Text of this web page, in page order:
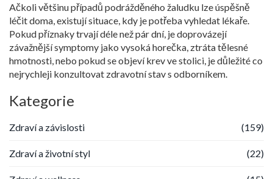
Ačkoli většinu případů podrážděného žaludku lze úspěšně
léčit doma, existují situace, kdy je potřeba vyhledat lékaře.
Pokud příznaky trvají déle než pár dní, je doprovázejí
závažnější symptomy jako vysoká horečka, ztráta tělesné
hmotnosti, nebo pokud se objeví krev ve stolici, je důležité co
nejrychleji konzultovat zdravotní stav s odborníkem.
Kategorie
Zdraví a závislosti (159)
Zdraví a životní styl (22)